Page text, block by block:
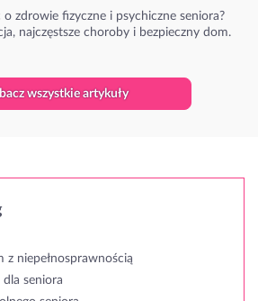
o zdrowie fizyczne i psychiczne seniora?
najczęstsze choroby i bezpieczny dom.
wszystkie artykuły
z niepełnosprawnością
dla seniora